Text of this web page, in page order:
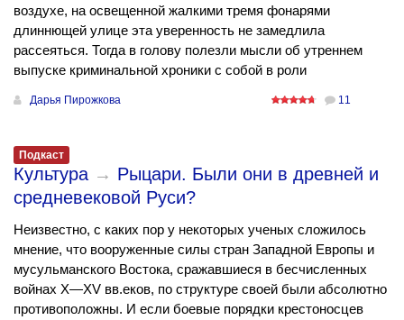
воздухе, на освещенной жалкими тремя фонарями
длиннющей улице эта уверенность не замедлила
рассеяться. Тогда в голову полезли мысли об утреннем
выпуске криминальной хроники с собой в роли
Дарья Пирожкова 11
Подкаст
Культура→ Рыцари. Были они в древней и
средневековой Руси?
Неизвестно, с каких пор у некоторых ученых сложилось
мнение, что вооруженные силы стран Западной Европы и
мусульманского Востока, сражавшиеся в бесчисленных
войнах X—XV вв.еков, по структуре своей были абсолютно
противоположны. И если боевые порядки крестоносцев